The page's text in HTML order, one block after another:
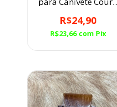
Avermelhada
R$24,90
R$23,66 com Pix